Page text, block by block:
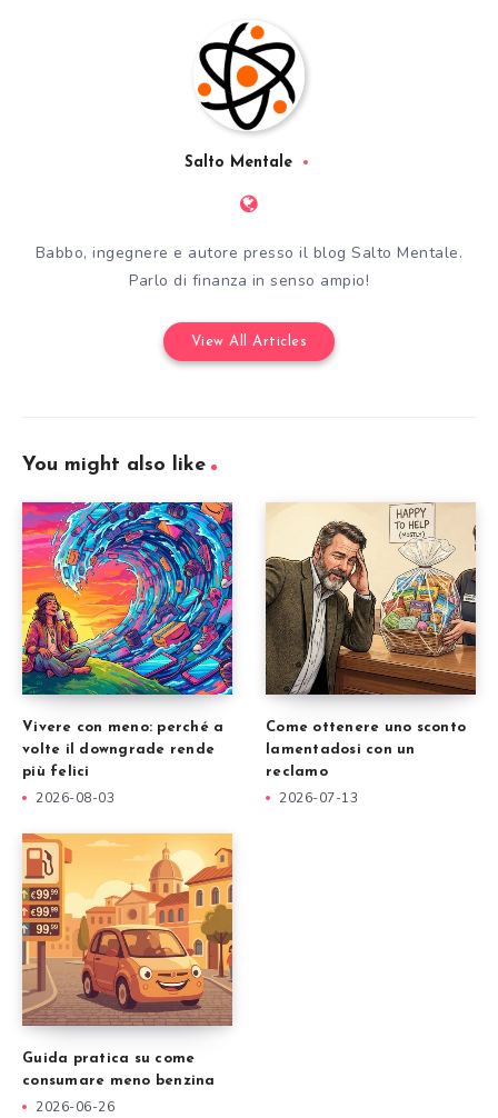
Salto Mentale
Babbo, ingegnere e autore presso il blog Salto Mentale.
Parlo di finanza in senso ampio!
View All Articles
You might also like
Vivere con meno: perché a
volte il downgrade rende
più felici
2026-08-03
Come ottenere uno sconto
lamentadosi con un
reclamo
2026-07-13
Guida pratica su come
consumare meno benzina
2026-06-26